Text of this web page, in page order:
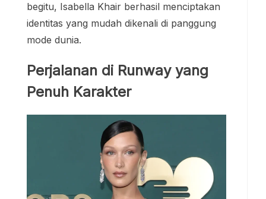
begitu, Isabella Khair berhasil menciptakan
identitas yang mudah dikenali di panggung
mode dunia.
Perjalanan di Runway yang
Penuh Karakter